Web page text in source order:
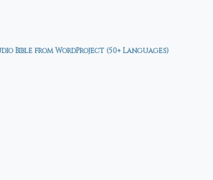
Bible from WordProject (50+ Languages)